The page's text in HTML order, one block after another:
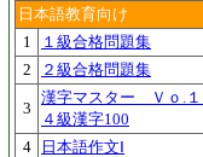
日本語教育向け
1
１級合格問題集
2
２級合格問題集
3
漢字マスター Ｖｏ.
４級漢字100
4
日本語作文Ⅰ